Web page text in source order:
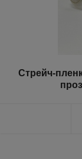
Стрейч-